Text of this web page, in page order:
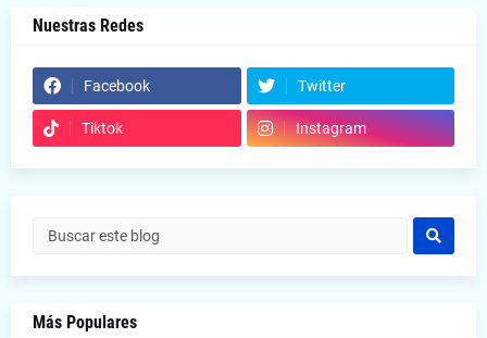
Nuestras Redes
Facebook Twitter
Tiktok Instagram
Más Populares